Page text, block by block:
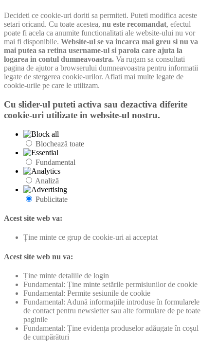
Decideti ce cookie-uri doriti sa permiteti. Puteti modifica aceste
setari oricand. Cu toate acestea, nu este recomandat, efectul
poate fi acela ca anumite functionalitati ale website-ului nu vor
mai fi disponibile. Website-ul se va incarca mai greu si nu va
mai putea sa retina username-ul si parola care ajuta la
logarea in contul dumneavoastra. Va rugam sa consultati
pagina de ajutor a browserului dumneavoastra pentru informatii
legate de stergerea cookie-urilor. Aflati mai multe legate de
cookie-urile pe care le utilizam.
Cu slider-ul puteti activa sau dezactiva diferite
cookie-uri utilizate in website-ul nostru.
Blochează toate
Fundamental
Analiză
Publicitate
Acest site web va:
Ține minte ce grup de cookie-uri ai acceptat
Acest site web nu va:
Ține minte detaliile de login
Fundamental: Ține minte setările permisiunilor de cookie
Fundamental: Permite sesiunile de cookie
Fundamental: Adună informațiile introduse în formularele
de contact pentru newsletter sau alte formulare de pe toate
paginile
Fundamental: Ține evidența produselor adăugate în coșul
de cumpărături